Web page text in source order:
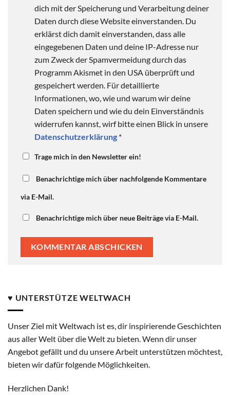
dich mit der Speicherung und Verarbeitung deiner
Daten durch diese Website einverstanden. Du
erklärst dich damit einverstanden, dass alle
eingegebenen Daten und deine IP-Adresse nur
zum Zweck der Spamvermeidung durch das
Programm Akismet in den USA überprüft und
gespeichert werden. Für detaillierte
Informationen, wo, wie und warum wir deine
Daten speichern und wie du dein Einverständnis
widerrufen kannst, wirf bitte einen Blick in unsere
Datenschutzerklärung *
Trage mich in den Newsletter ein!
Benachrichtige mich über nachfolgende Kommentare
via E-Mail.
Benachrichtige mich über neue Beiträge via E-Mail.
♥ UNTERSTÜTZE WELTWACH
Unser Ziel mit Weltwach ist es, dir inspirierende Geschichten
aus aller Welt über die Welt zu bieten. Wenn dir unser
Angebot gefällt und du unsere Arbeit unterstützen möchtest,
bieten wir dafür folgende Möglichkeiten.
Herzlichen Dank!